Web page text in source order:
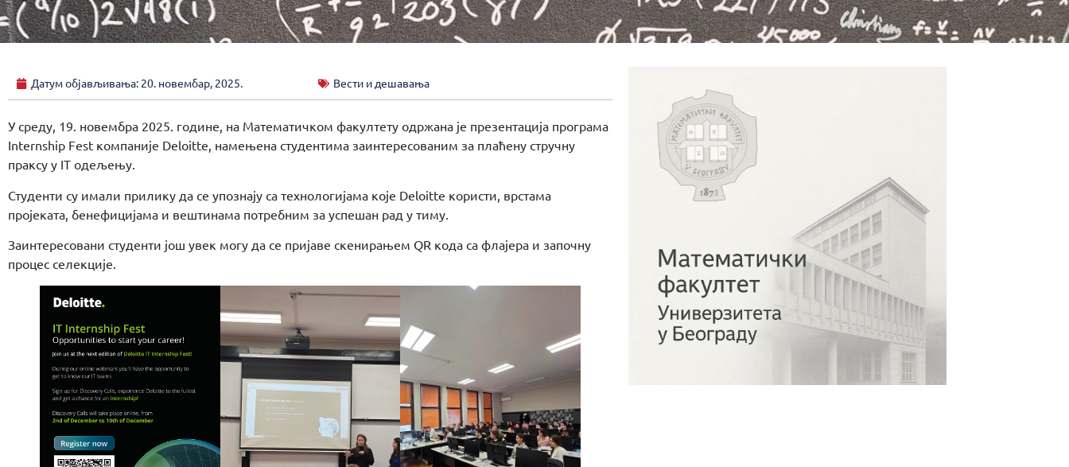
Датум објављивања: 20. новембар, 2025. Вести и дешавања
У среду, 19. новембра 2025. године, на Математичком факултету одржана је презентација програма
Internship Fest компаније Deloitte, намењена студентима заинтересованим за плаћену стручну
праксу у IT одељењу.
Студенти су имали прилику да се упознају са технологијама које Deloitte користи, врстама
пројеката, бенефицијама и вештинама потребним за успешан рад у тиму.
Заинтересовани студенти још увек могу да се пријаве скенирањем QR кода са флајера и започну
процес селекције.